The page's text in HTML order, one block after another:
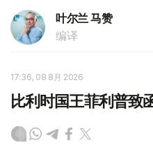
叶尔兰 马赞
编译
17:36, 08 8月 2026
比利时国王菲利普致